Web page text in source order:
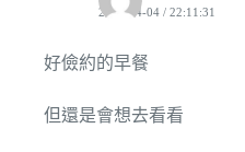
2010-04-04 / 22:11:31
好儉約的早餐
但還是會想去看看